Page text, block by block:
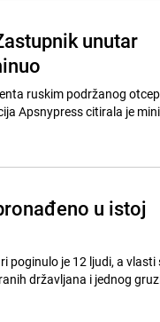
unutar
ruskim podržanog
Apsnypress citirala je
u istoj
poginulo je 12 ljudi, a vlasti
državljana i jednog